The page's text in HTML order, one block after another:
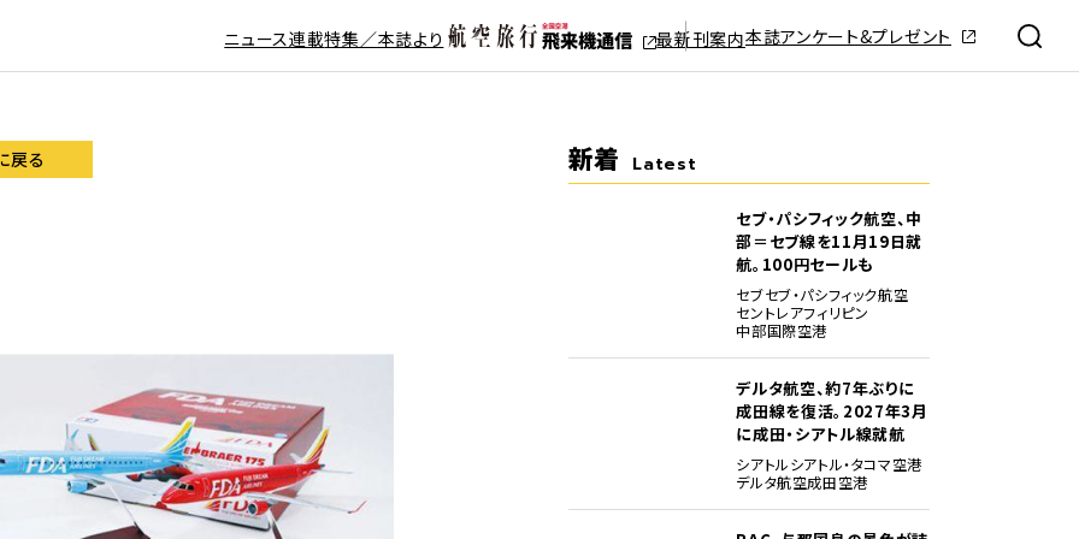
ニュース連載特集／本誌より 最新刊案内本誌アンケート&プレゼント
戻る 新着 Latest
セブ・パシフィック航空、中
部＝セブ線を11月19日就
航。100円セールも
セブセブ・パシフィック航空
セントレアフィリピン
中部国際空港
デルタ航空、約7年ぶりに
成田線を復活。2027年3月
に成田・シアトル線就航
シアトルシアトル・タコマ空港
デルタ航空成田空港